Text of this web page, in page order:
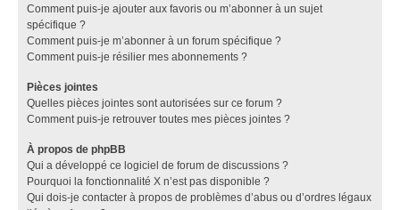
Comment puis-je ajouter aux favoris ou m’abonner à un sujet
spécifique ?
Comment puis-je m’abonner à un forum spécifique ?
Comment puis-je résilier mes abonnements ?
Pièces jointes
Quelles pièces jointes sont autorisées sur ce forum ?
Comment puis-je retrouver toutes mes pièces jointes ?
À propos de phpBB
Qui a développé ce logiciel de forum de discussions ?
Pourquoi la fonctionnalité X n’est pas disponible ?
Qui dois-je contacter à propos de problèmes d’abus ou d’ordres légaux